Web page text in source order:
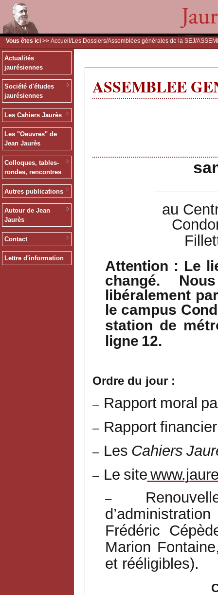
Vous êtes ici >> Accueil /Les Dossiers/Assemblées générales de la SEJ/
Actualités
jaurésiennes
Société d'études
jaurésiennes
Les Cahiers Jaurès
Les "Oeuvres" de
Jean Jaurès
Colloques, tables-
rondes, rencontres
Autres publications
Autour de Jean
Jaurès
Contact
Lettre d'information
ASSEMBLEE
au
Attention : Le
changé.
Nous
libéralement par
le campus
station de
ligne 12.
Ordre du jour :
– Rapport moral
– Rapport financier
– Les Cahiers
– Le site
–
Frédéric
Marion
et rééligibles).